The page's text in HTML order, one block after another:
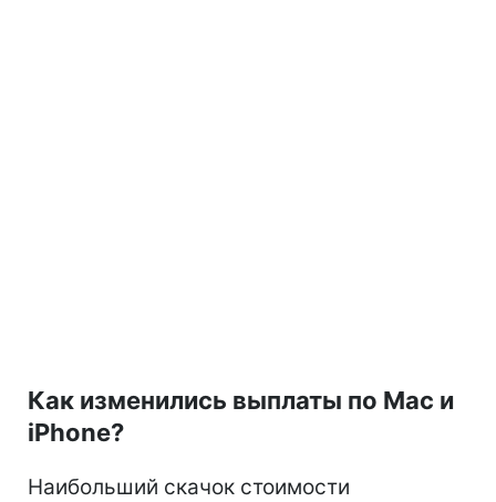
Как изменились выплаты по Mac и
iPhone?
Наибольший скачок стоимости